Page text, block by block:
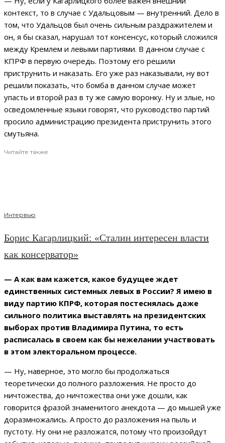
контекст, то в случае с Удальцовым — внутренний. Дело в
том, что Удальцов был очень сильным раздражителем и
он, я бы сказал, нарушал тот консенсус, который сложился
между Кремлем и левыми партиями. В данном случае с
КПРФ в первую очередь. Поэтому его решили
приструнить и наказать. Его уже раз наказывали, ну вот
решили показать, что бомба в данном случае может
упасть и второй раз в ту же самую воронку. Ну и злые, но
осведомленные языки говорят, что руководство партий
просило администрацию президента приструнить этого
смутьяна.
Читайте также
Интервью
Борис Кагарлицкий: «Сталин интересен власти
как консерватор»
— А как вам кажется, какое будущее ждет
единственных системных левых в России? Я имею в
виду партию КПРФ, которая постеснялась даже
сильного политика выставлять на президентских
выборах против Владимира Путина, то есть
расписалась в своем как бы нежелании участвовать
в этом электоральном процессе.
— Ну, наверное, это могло бы продолжаться
теоретически до полного разложения. Не просто до
ничтожества, до ничтожества они уже дошли, как
говорится фразой знаменитого анекдота — до мышей уже
доразмножались. А просто до разложения на пыль и
пустоту. Ну они не разложатся, потому что произойдут